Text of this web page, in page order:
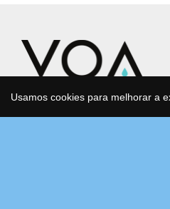
Transforme o gesto de
Usamos cookies para melhorar a